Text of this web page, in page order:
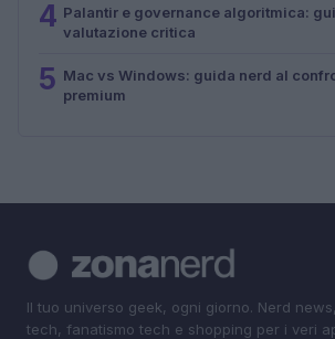
4 Palantir e governance algoritmica:
valutazione critica
5 Mac vs Windows: guida nerd al
premium
Il tuo universo geek, ogni giorno. Nerd
tech, fanatismo tech e shopping per i veri